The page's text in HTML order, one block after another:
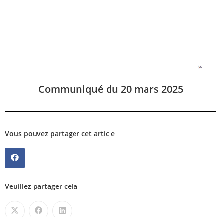
Communiqué du 20 mars 2025
Vous pouvez partager cet article
Veuillez partager cela